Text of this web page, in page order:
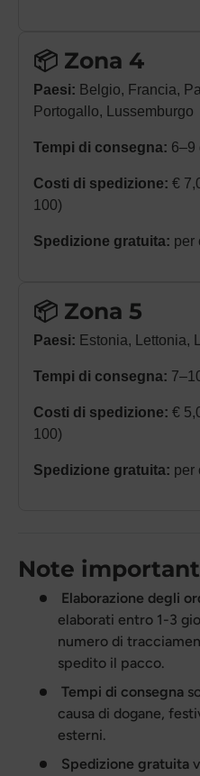
📦 Zona 4
Paesi: Belgio, Francia,
Portogallo, Lussemburgo
Tempi di consegna: 6–9
Costi di spedizione: €
100)
Spedizione gratuita: per
📦 Zona 5
Paesi: Estonia, Lettonia,
Tempi di consegna:
Costi di spedizione: €
100)
Spedizione gratuita: per
Note
Elaborazione degli
elaborati entro 1-3
numero di
spedito il pacco.
Tempi di consegna
causa di dogane,
esterni.
Spedizione gratuita